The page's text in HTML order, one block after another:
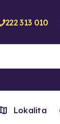
222 313 010
Lokalita